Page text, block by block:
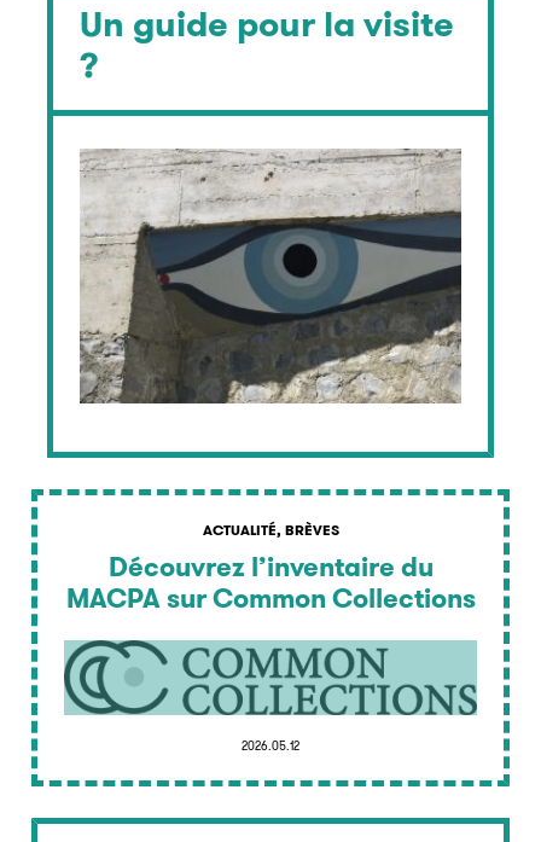
Un guide pour la visite
?
ACTUALITÉ, BRÈVES
Découvrez l’inventaire du
MACPA sur Common Collections
2026.05.12